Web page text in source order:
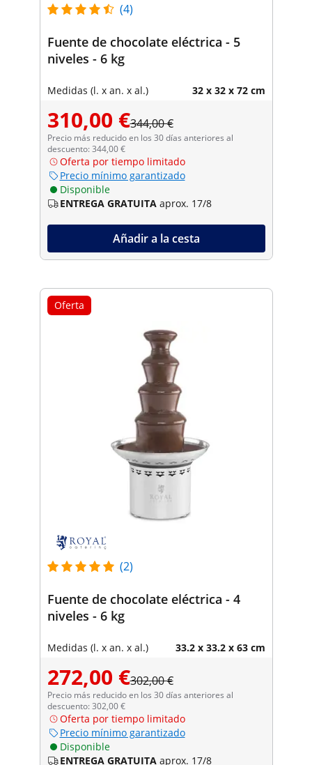
(4)
Fuente de chocolate eléctrica - 5
niveles - 6 kg
Medidas (l. x an. x al.) 32 x 32 x 72 cm
310,00 €344,00 €
Precio más reducido en los 30 días anteriores al
descuento: 344,00 €
Oferta por tiempo limitado
Precio mínimo garantizado
Disponible
ENTREGA GRATUITA aprox. 17/8
Añadir a la cesta
Oferta
(2)
Fuente de chocolate eléctrica - 4
niveles - 6 kg
Medidas (l. x an. x al.) 33.2 x 33.2 x 63 cm
272,00 €302,00 €
Precio más reducido en los 30 días anteriores al
descuento: 302,00 €
Oferta por tiempo limitado
Precio mínimo garantizado
Disponible
ENTREGA GRATUITA aprox. 17/8